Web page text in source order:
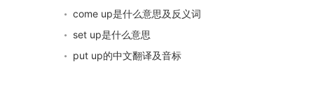
come up是什么意思及反义词
set up是什么意思
put up的中文翻译及音标